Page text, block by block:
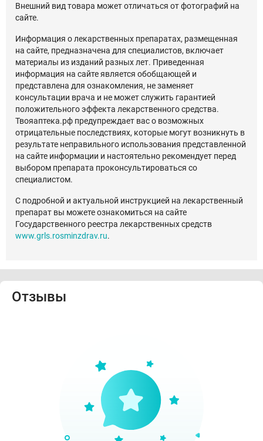
Внешний вид товара может отличаться от фотографий на
сайте.
Информация о лекарственных препаратах, размещенная
на сайте, предназначена для специалистов, включает
материалы из изданий разных лет. Приведенная
информация на сайте является обобщающей и
представлена для ознакомления, не заменяет
консультации врача и не может служить гарантией
положительного эффекта лекарственного средства.
Твояаптека.рф предупреждает вас о возможных
отрицательные последствиях, которые могут возникнуть в
результате неправильного использования представленной
на сайте информации и настоятельно рекомендует перед
выбором препарата проконсультироваться со
специалистом.
С подробной и актуальной инструкцией на лекарственный
препарат вы можете ознакомиться на сайте
Государственного реестра лекарственных средств
www.grls.rosminzdrav.ru.
Отзывы